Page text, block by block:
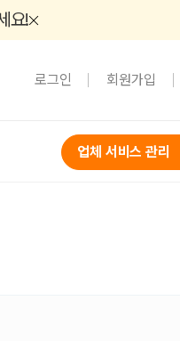
요!
로그인 회원가입
업체 서비스 관리